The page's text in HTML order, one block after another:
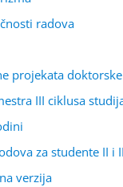
radova
projekata
III ciklusa
za studente II i
verzija